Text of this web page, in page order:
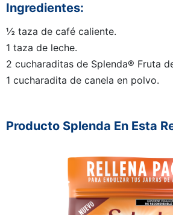
Ingredientes:
½ taza de café caliente.
1 taza de leche.
2 cucharaditas de Splenda® Fruta
1 cucharadita de canela en polvo.
Producto Splenda En Esta